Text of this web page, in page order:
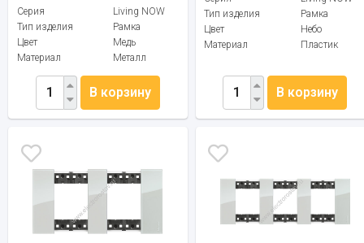
Серия
Living NOW
Тип изделия
Рамка
Цвет
Медь
Материал
Металл
В корзину
Тип изделия
Рамка
Цвет
Небо
Материал
Пластик
В корзину